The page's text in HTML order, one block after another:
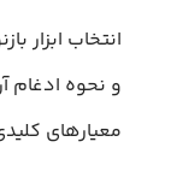
انتخاب ابزار
معیارهای